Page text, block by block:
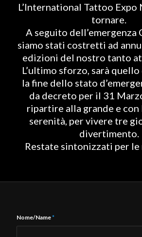
L’International Tattoo Expo
tornare.
A seguito dell’emergenza
siamo stati costretti ad
edizioni del nostro tanto
L’ultimo sforzo, sarà
la fine dello stato
da decreto per il 31
ripartire alla grande e con
serenità, per vivere tre
divertimento.
Restate sintonizzati per le
Nome/Name*